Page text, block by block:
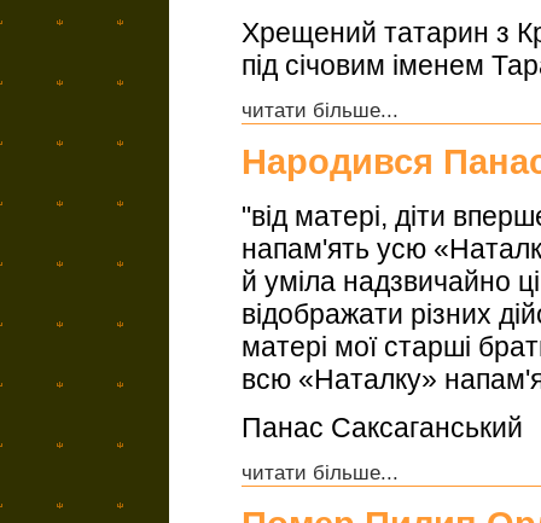
Хрещений татарин з
під січовим іменем
читати більше...
Народився
"від матері, діти
напам'ять усю
й уміла надзвичайно
відображати різних
матері мої старші
всю «Наталку»
Панас Саксаганський
читати більше...